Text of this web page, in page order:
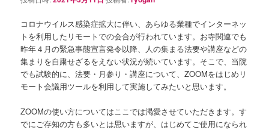
コロナウイルス感染症拡大に伴い、あらゆる業種でインターネッ
トを利用したリモートでの会合が行われています。お寺関連でも
昨年４月の緊急事態宣言発令以降、人の集まる法要や講座などの
集まりを自粛せざるをえない状況が続いています。そこで、当院
でも試験的に、法要・月参り・講座について、ZOOMをはじめリ
モート会議用ツールを利用して実施してみたいと思います。
ZOOMの使い方についてはここでは渇愛させていただきます。す
でにご存知の方も多いとは思いますが、はじめてご使用になられ